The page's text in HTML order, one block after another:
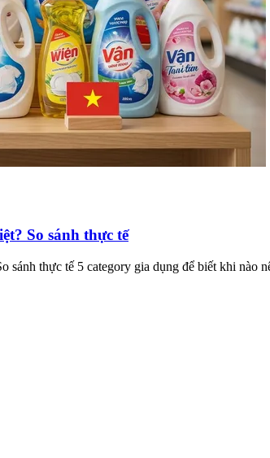
So sánh thực tế
thực tế 5 category gia dụng để biết khi nào